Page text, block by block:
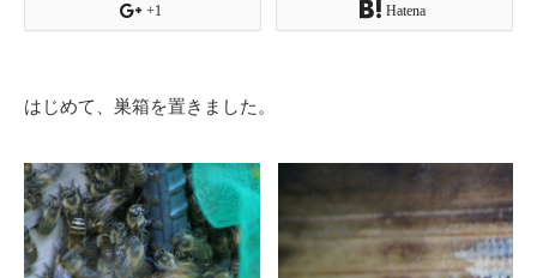
+1 Hatena
はじめて、巣箱を置きました。